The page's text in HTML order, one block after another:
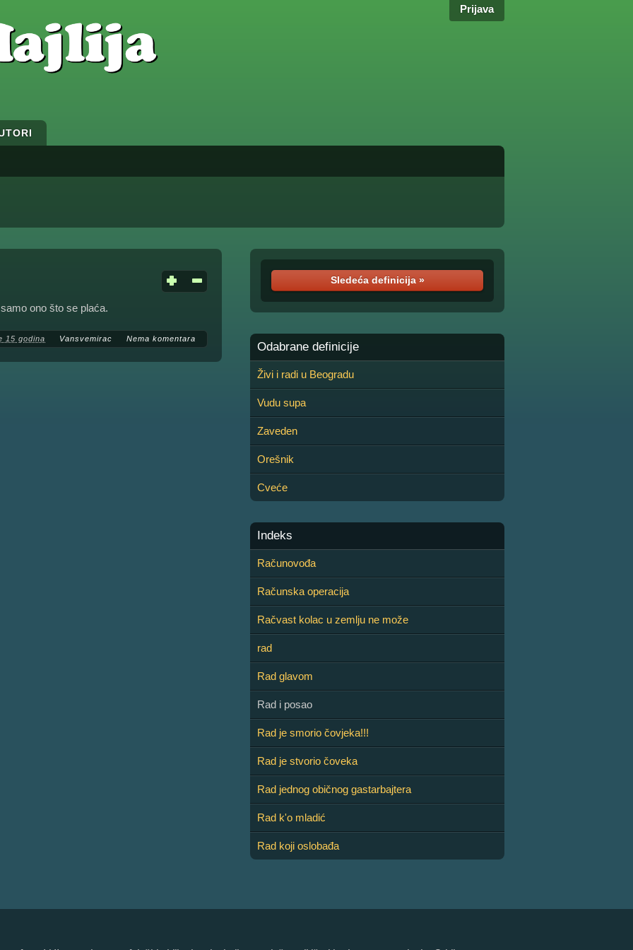
Prijava
ono što se plaća.
15 godina Vansvemirac Nema komentara
Sledeća definicija »
Odabrane definicije
Živi i radi u Beogradu
Vudu supa
Zaveden
Orešnik
Cveće
Indeks
Računovođa
Računska operacija
Račvast kolac u zemlju ne može
rad
Rad glavom
Rad i posao
Rad je smorio čovjeka!!!
Rad je stvorio čoveka
Rad jednog običnog gastarbajtera
Rad k'o mladić
Rad koji oslobađa